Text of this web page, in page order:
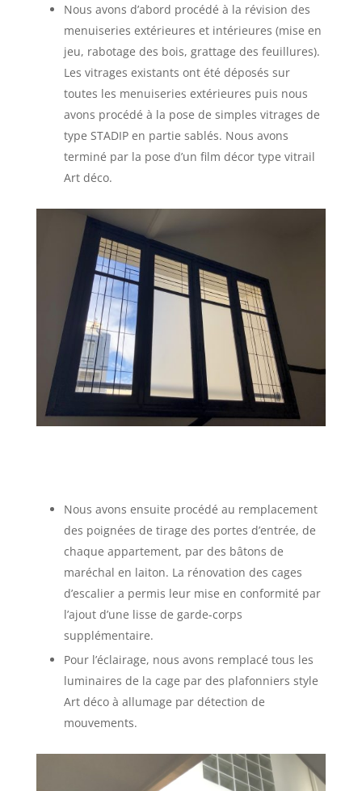
Nous avons d’abord procédé à la révision des
menuiseries extérieures et intérieures (mise en
jeu, rabotage des bois, grattage des feuillures).
Les vitrages existants ont été déposés sur
toutes les menuiseries extérieures puis nous
avons procédé à la pose de simples vitrages de
type STADIP en partie sablés. Nous avons
terminé par la pose d’un film décor type vitrail
Art déco.
Nous avons ensuite procédé au remplacement
des poignées de tirage des portes d’entrée, de
chaque appartement, par des bâtons de
maréchal en laiton. La rénovation des cages
d’escalier a permis leur mise en conformité par
l’ajout d’une lisse de garde-corps
supplémentaire.
Pour l’éclairage, nous avons remplacé tous les
luminaires de la cage par des plafonniers style
Art déco à allumage par détection de
mouvements.